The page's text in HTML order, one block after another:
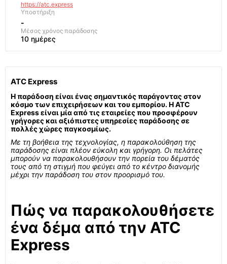
https://atc.express
Υποστήριξη
-
Μέσος χρόνος παράδοσης
10 ημέρες
ATC Express
Η παράδοση είναι ένας σημαντικός παράγοντας στον
κόσμο των επιχειρήσεων και του εμπορίου. Η ATC
Express είναι μία από τις εταιρείες που προσφέρουν
γρήγορες και αξιόπιστες υπηρεσίες παράδοσης σε
πολλές χώρες παγκοσμίως.
Με τη βοήθεια της τεχνολογίας, η παρακολούθηση της
παράδοσης είναι πλέον εύκολη και γρήγορη. Οι πελάτες
μπορούν να παρακολουθήσουν την πορεία του δέματός
τους από τη στιγμή που φεύγει από το κέντρο διανομής
μέχρι την παράδοση του στον προορισμό του.
Πώς να παρακολουθήσετε
ένα δέμα από την ATC
Express